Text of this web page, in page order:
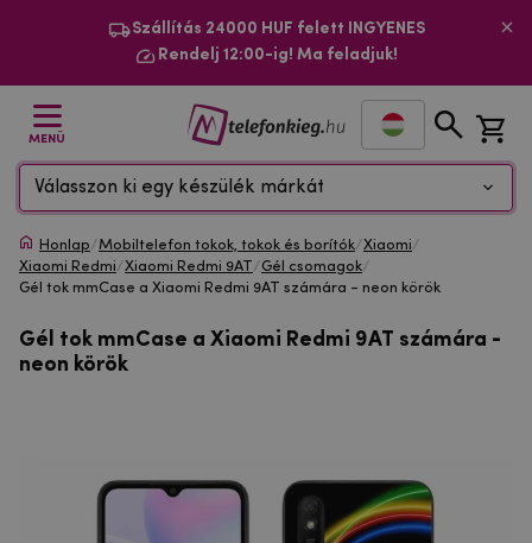
Szállítás 24000 HUF felett INGYENES
Rendelj 12:00-ig! Ma feladjuk!
MENÜ
Válasszon ki egy készülék márkát
Honlap/Mobiltelefon tokok, tokok és borítók/Xiaomi/
Xiaomi Redmi/Xiaomi Redmi 9AT/Gél csomagok/
Gél tok mmCase a Xiaomi Redmi 9AT számára - neon körök
Gél tok mmCase a Xiaomi Redmi 9AT számára -
neon körök